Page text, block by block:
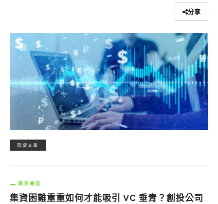
分享
閱讀文章
業界專訪
集資困難重重如何才能吸引 VC 垂青？創投公司